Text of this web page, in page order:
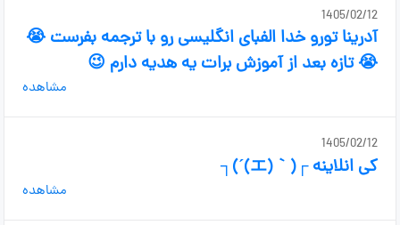
1405/02/12
آدرینا تورو خدا الفبای انگلیسی رو با ترجمه بفرست 😭
😭 تازه بعد از آموزش برات یه هدیه دارم 😉
مشاهده
1405/02/12
کی انلاینه ⁦⁦⁦┐⁠(⁠´⁠(⁠エ⁠)⁠｀⁠)⁠┌⁩
مشاهده